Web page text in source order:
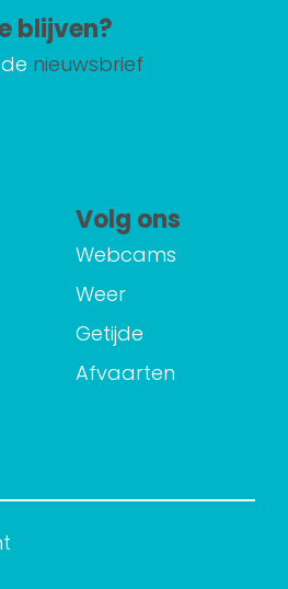
blijven?
nieuwsbrief
Volg ons
Webcams
Weer
Getijde
Afvaarten